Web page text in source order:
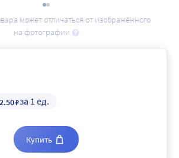
может отличаться от изображённого
на фотографии
.50₽за 1 ед.
Купить